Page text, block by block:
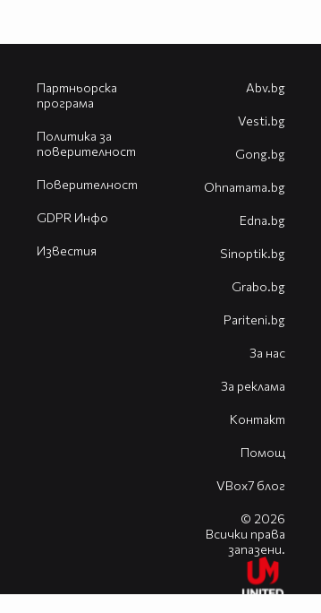
Партньорска
програма
Политика за
поверителност
Поверителност
GDPR Инфо
Известия
Abv.bg
Vesti.bg
Gong.bg
Оhnamama.bg
Edna.bg
Sinoptik.bg
Grabo.bg
Pariteni.bg
За нас
За реклама
Контакт
Помощ
VBox7 блог
© 2026
Всички права
запазени.